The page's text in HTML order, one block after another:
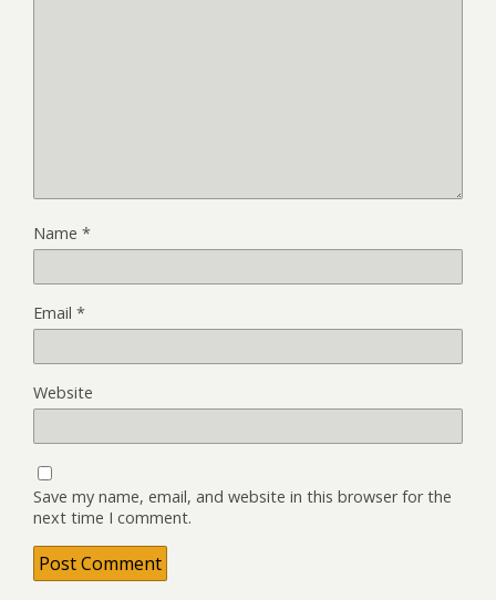
Name *
Email *
Website
Save my name, email, and website in this browser for the
next time I comment.